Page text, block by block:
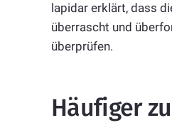
lapidar erklärt, dass
überrascht und
überprüfen.
Häufiger